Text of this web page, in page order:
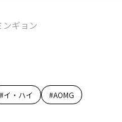
ンギョン
#イ・ハイ #AOMG